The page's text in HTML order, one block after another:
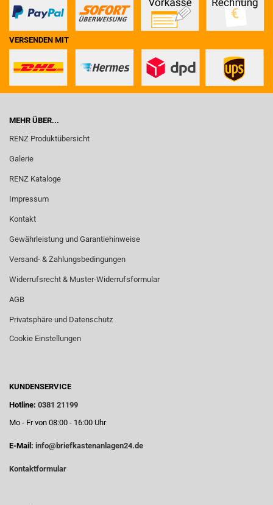
VERSENDEN MIT
MEHR ÜBER...
RENZ Produktübersicht
Galerie
RENZ Kataloge
Impressum
Kontakt
Gewährleistung und Garantiehinweise
Versand- & Zahlungsbedingungen
Widerrufsrecht & Muster-Widerrufsformular
AGB
Privatsphäre und Datenschutz
Cookie Einstellungen
KUNDENSERVICE
Hotline: 0381 21199
Mo - Fr von 08:00 - 16:00 Uhr
E-Mail: info@briefkastenanlagen24.de
Kontaktformular